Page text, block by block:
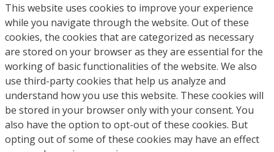
This website uses cookies to improve your experience
while you navigate through the website. Out of these
cookies, the cookies that are categorized as necessary
are stored on your browser as they are essential for the
working of basic functionalities of the website. We also
use third-party cookies that help us analyze and
understand how you use this website. These cookies will
be stored in your browser only with your consent. You
also have the option to opt-out of these cookies. But
opting out of some of these cookies may have an effect